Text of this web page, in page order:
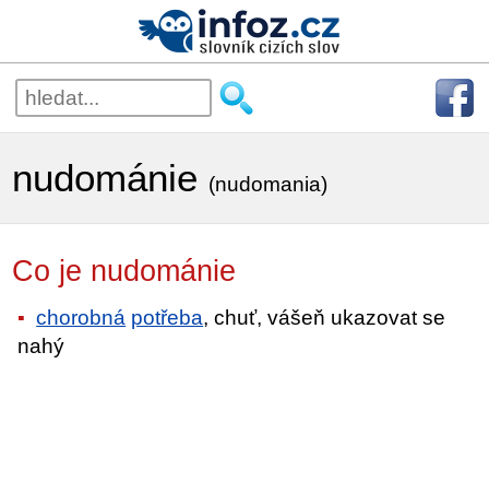
nudománie (nudomania)
Co je nudománie
chorobná potřeba, chuť, vášeň ukazovat se
nahý